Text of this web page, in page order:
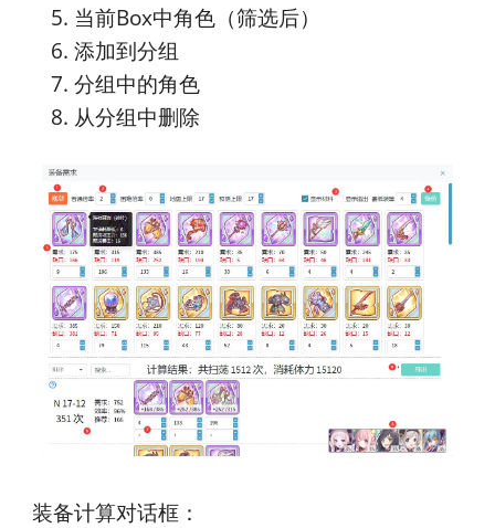
当前Box中角色（筛选后）
添加到分组
分组中的角色
从分组中删除
装备计算对话框：